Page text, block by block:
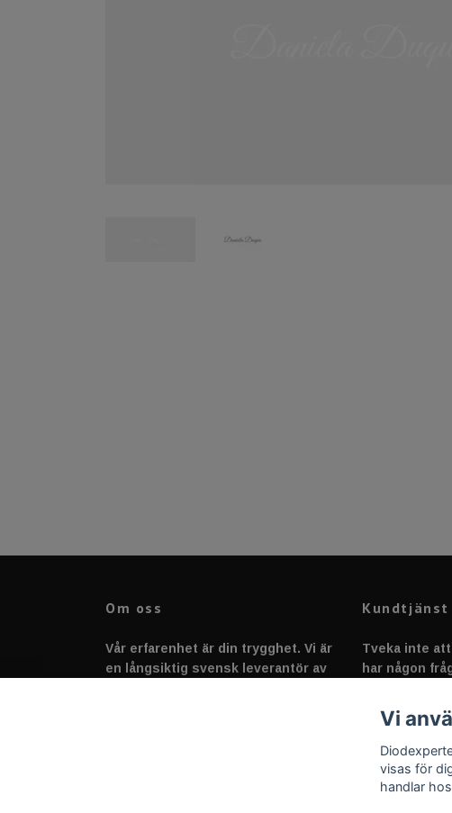
Om oss
Vår erfarenhet är din trygghet. Vi är
en långsiktig svensk leverantör av
Kundtjänst
Tveka inte
har någon
Vi
visas för
handlar